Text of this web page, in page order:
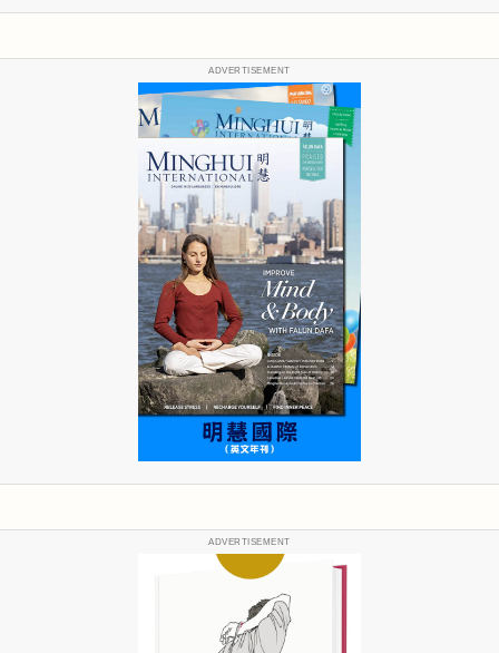
ADVERTISEMENT
ADVERTISEMENT